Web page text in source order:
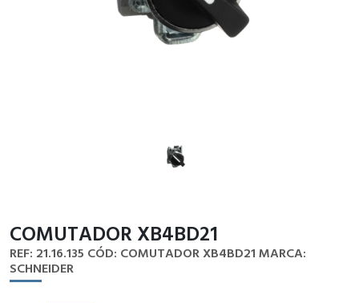
COMUTADOR XB4BD21
REF: 21.16.135 CÓD: COMUTADOR XB4BD21 MARCA:
SCHNEIDER